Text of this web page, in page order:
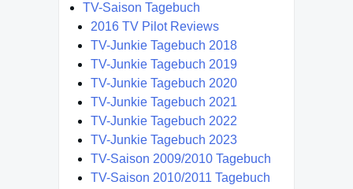
TV-Saison Tagebuch
2016 TV Pilot Reviews
TV-Junkie Tagebuch 2018
TV-Junkie Tagebuch 2019
TV-Junkie Tagebuch 2020
TV-Junkie Tagebuch 2021
TV-Junkie Tagebuch 2022
TV-Junkie Tagebuch 2023
TV-Saison 2009/2010 Tagebuch
TV-Saison 2010/2011 Tagebuch